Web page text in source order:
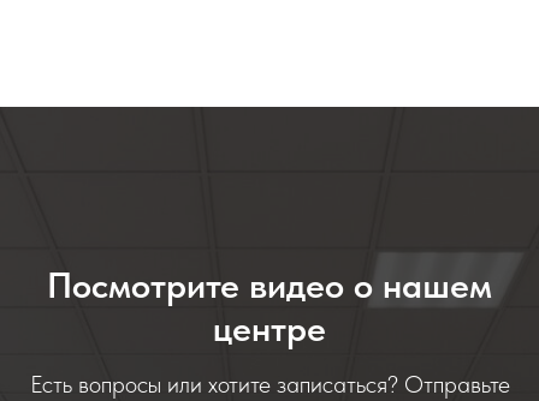
Посмотрите видео о нашем
центре
Есть вопросы или хотите записаться? Отправьте